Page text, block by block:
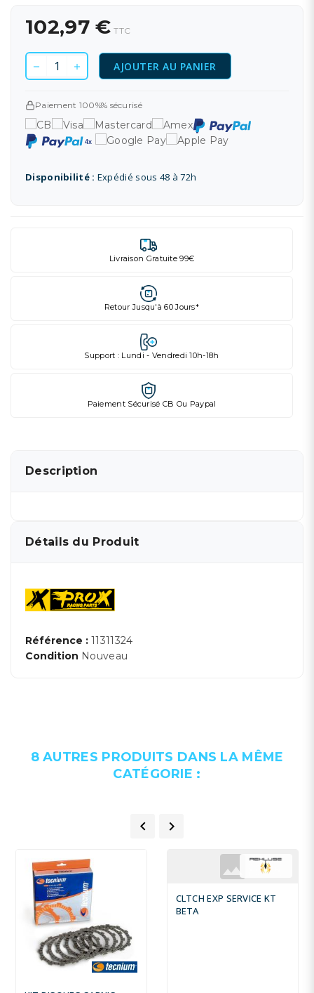
102,97 € TTC
AJOUTER AU PANIER
Paiement 100%% sécurisé
Disponibilité : Expédié sous 48 à 72h
Livraison Gratuite 99€
Retour Jusqu'à 60 Jours*
Support : Lundi - Vendredi 10h-18h
Paiement Sécurisé CB Ou Paypal
Description
Détails du Produit
Référence : 11311324
Condition Nouveau
8 AUTRES PRODUITS DANS LA MÊME
CATÉGORIE :
 
CLTCH EXP SERVICE KT
BETA